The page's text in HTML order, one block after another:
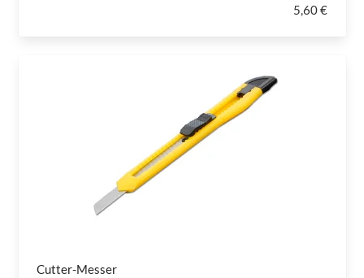
5,60 €
Cutter-Messer